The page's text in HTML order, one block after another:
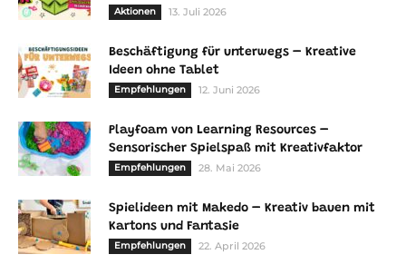
Aktionen 13. Juli 2026
Beschäftigung für unterwegs – Kreative
Ideen ohne Tablet
Empfehlungen 12. Juni 2026
Playfoam von Learning Resources –
Sensorischer Spielspaß mit Kreativfaktor
Empfehlungen 28. Mai 2026
Spielideen mit Makedo – Kreativ bauen mit
Kartons und Fantasie
Empfehlungen 22. April 2026